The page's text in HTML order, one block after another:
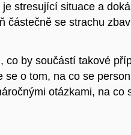
stresující situace a
částečně se strachu
co by součástí takové
o tom, na co se
otázkami, na